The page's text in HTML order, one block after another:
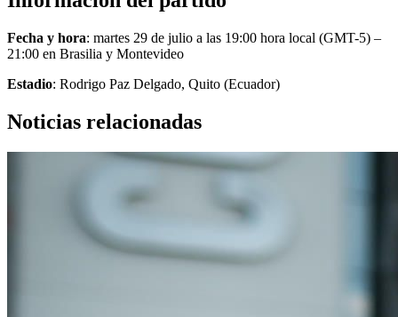
Fecha y hora: martes 29 de julio a las 19:00 hora local (GMT-5) –
21:00 en Brasilia y Montevideo
Estadio: Rodrigo Paz Delgado, Quito (Ecuador)
Noticias relacionadas